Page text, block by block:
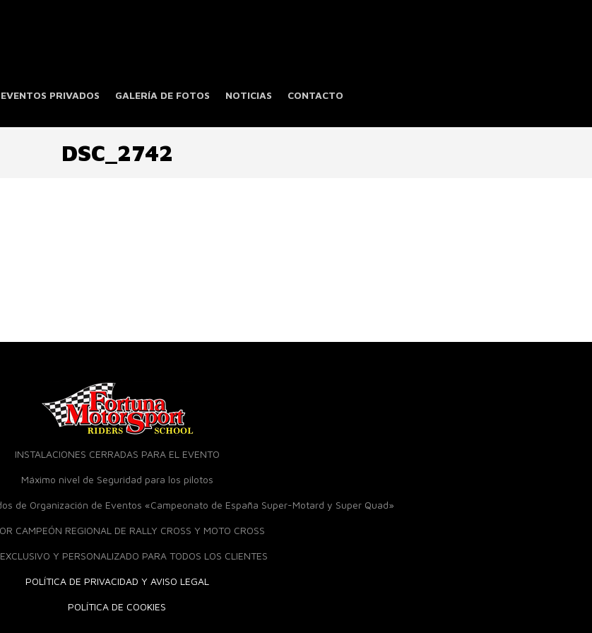
PRIVADOS GALERÍA DE FOTOS NOTICIAS CONTACTO
DSC_2742
INSTALACIONES CERRADAS PARA EL EVENTO
Máximo nivel de Seguridad para los pilotos
de Organización de Eventos «Campeonato de España Super-Motard y Super Quad»
CAMPEÓN REGIONAL DE RALLY CROSS Y MOTO CROSS
Y PERSONALIZADO PARA TODOS LOS CLIENTES
POLÍTICA DE PRIVACIDAD Y AVISO LEGAL
POLÍTICA DE COOKIES